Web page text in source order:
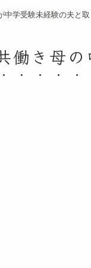
中学受験未経験の夫と
働き母